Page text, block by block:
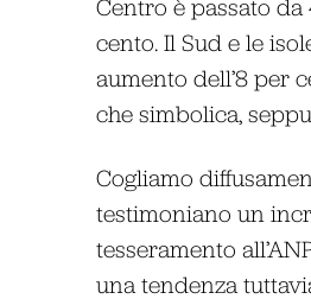
Centro è passato da
cento. Il Sud e le
aumento dell’8 per
che simbolica,
Cogliamo
testimoniano un
tesseramento
una tendenza